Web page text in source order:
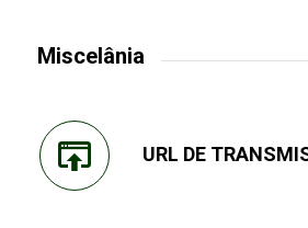
Miscelânia
URL DE